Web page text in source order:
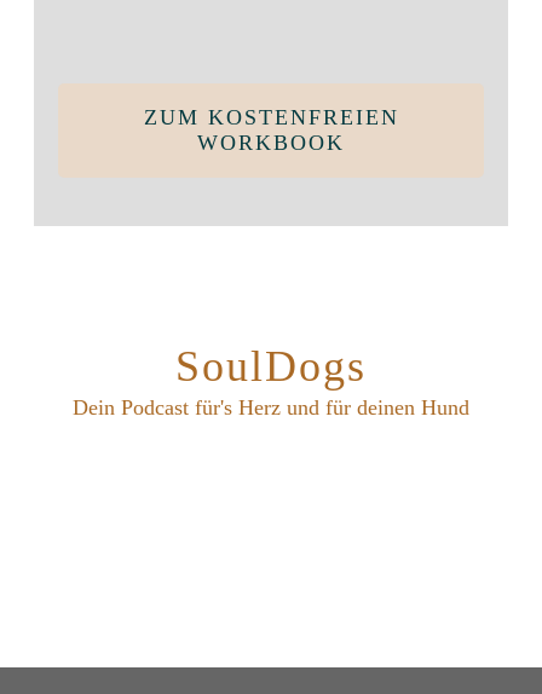
ZUM KOSTENFREIEN
WORKBOOK
SoulDogs
Dein Podcast für's Herz und für deinen Hund